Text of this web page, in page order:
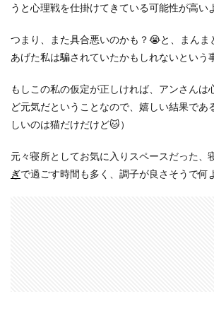
うと心理戦を仕掛けてきている可能性が高い
つまり、また具合悪いのかも？😭と、まんま
あげた私は騙されていたかもしれないという
もしこの私の仮定が正しければ、アンさんは
ど元気だということなので、嬉しい結果であ
しいのは猫だけだけど🐱）
元々寝所としてお気に入りスペースだった、
ぎで過ごす時間も多く、調子が良さそうで何